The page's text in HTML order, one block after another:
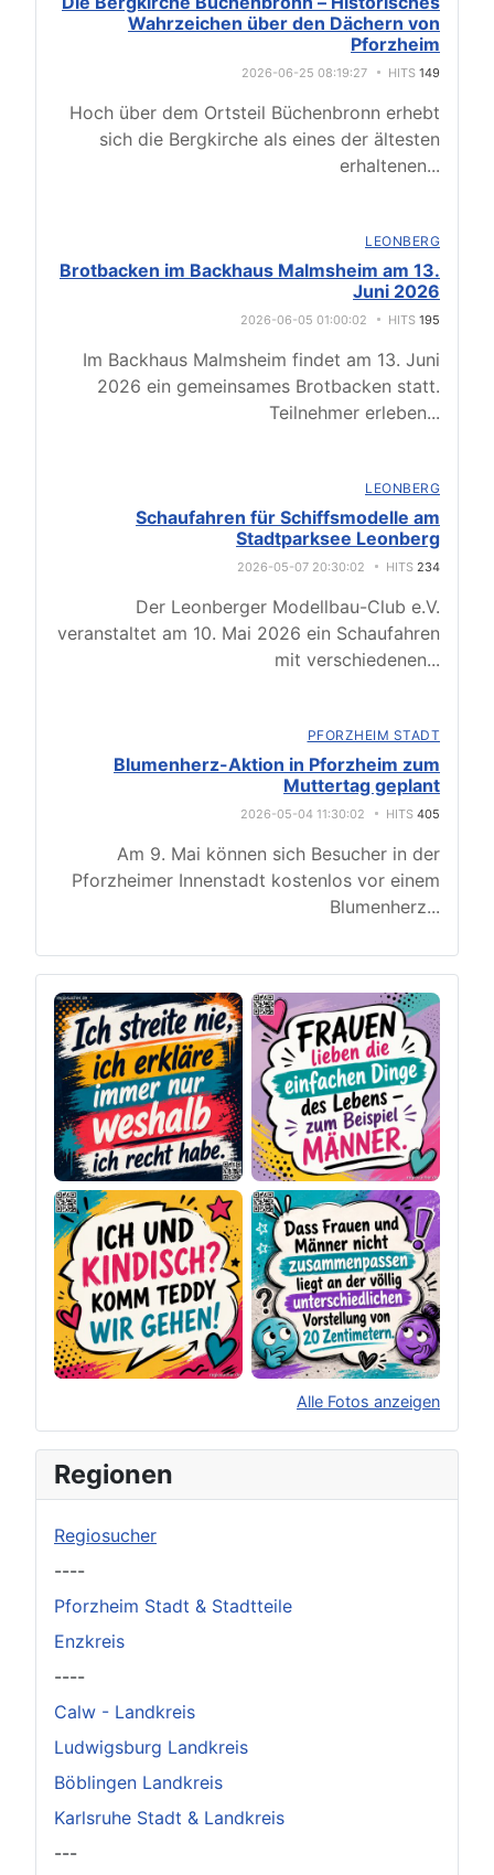
Wahrzeichen über den Dächern von
Pforzheim
2026-06-25 08:19:27 HITS 149
Hoch über dem Ortsteil Büchenbronn erhebt
sich die Bergkirche als eines der ältesten
erhaltenen...
LEONBERG
Brotbacken im Backhaus Malmsheim am 13.
Juni 2026
2026-06-05 01:00:02 HITS 195
Im Backhaus Malmsheim findet am 13. Juni
2026 ein gemeinsames Brotbacken statt.
Teilnehmer erleben...
LEONBERG
Schaufahren für Schiffsmodelle am
Stadtparksee Leonberg
2026-05-07 20:30:02 HITS 234
Der Leonberger Modellbau-Club e.V.
veranstaltet am 10. Mai 2026 ein Schaufahren
mit verschiedenen...
PFORZHEIM STADT
Blumenherz-Aktion in Pforzheim zum
Muttertag geplant
2026-05-04 11:30:02 HITS 405
Am 9. Mai können sich Besucher in der
Pforzheimer Innenstadt kostenlos vor einem
Blumenherz...
Alle Fotos anzeigen
Original herunterladen
Regionen
Regiosucher
----
Pforzheim Stadt & Stadtteile
Enzkreis
----
Calw - Landkreis
Ludwigsburg Landkreis
Böblingen Landkreis
Karlsruhe Stadt & Landkreis
---